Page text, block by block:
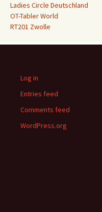
Ladies Circle Deutschland
OT-Tabler World
RT201 Zwolle
Log in
Entries feed
Comments feed
WordPress.org